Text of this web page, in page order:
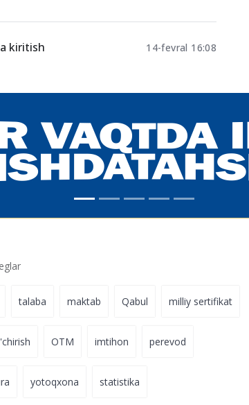
o‘zgardi 15-aprel 09:05
kiritish
14-fevral 16:08